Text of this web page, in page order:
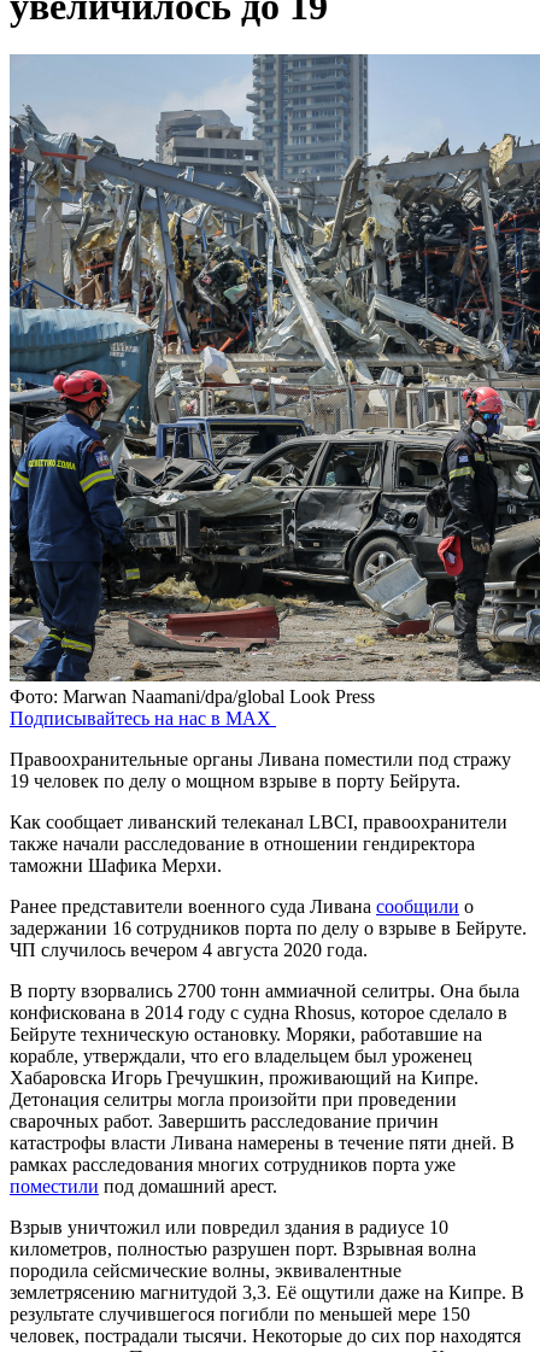
Фото: Marwan Naamani/dpa/global Look Press
Подписывайтесь на нас в MAX
Правоохранительные органы Ливана поместили под стражу
19 человек по делу о мощном взрыве в порту Бейрута.
Как сообщает ливанский телеканал LBCI, правоохранители
также начали расследование в отношении гендиректора
таможни Шафика Мерхи.
Ранее представители военного суда Ливана сообщили о
задержании 16 сотрудников порта по делу о взрыве в Бейруте.
ЧП случилось вечером 4 августа 2020 года.
В порту взорвались 2700 тонн аммиачной селитры. Она была
конфискована в 2014 году с судна Rhosus, которое сделало в
Бейруте техническую остановку. Моряки, работавшие на
корабле, утверждали, что его владельцем был уроженец
Хабаровска Игорь Гречушкин, проживающий на Кипре.
Детонация селитры могла произойти при проведении
сварочных работ. Завершить расследование причин
катастрофы власти Ливана намерены в течение пяти дней. В
рамках расследования многих сотрудников порта уже
поместили под домашний арест.
Взрыв уничтожил или повредил здания в радиусе 10
километров, полностью разрушен порт. Взрывная волна
породила сейсмические волны, эквивалентные
землетрясению магнитудой 3,3. Её ощутили даже на Кипре. В
результате случившегося погибли по меньшей мере 150
человек, пострадали тысячи. Некоторые до сих пор находятся